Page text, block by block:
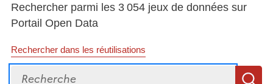
Rechercher parmi les 3 054 jeux de données sur
Portail Open Data
Rechercher dans les réutilisations
Recherche